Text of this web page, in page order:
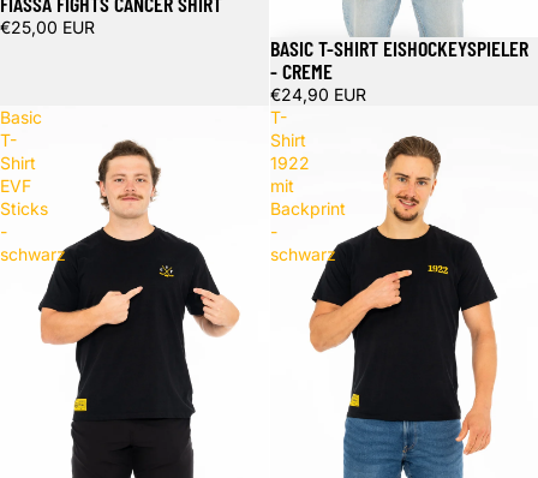
€25,00 EUR
BASIC T-SHIRT EISHOCKEYSPIELER
- CREME
€24,90 EUR
Basic
T-
Shirt
EVF
Sticks
-
schwarz
T-
Shirt
1922
mit
Backprint
-
schwarz